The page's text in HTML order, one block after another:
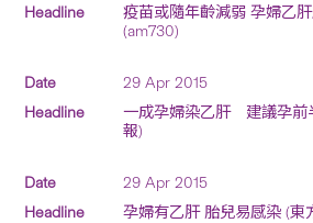
疫苗或隨年齡減弱 孕婦乙
(am730)
29 Apr 2015
一成孕婦染乙肝 建議孕前
報)
29 Apr 2015
孕婦有乙肝 胎兒易感染 (東